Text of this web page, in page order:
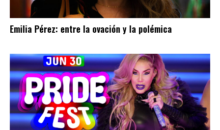
Emilia Pérez: entre la ovación y la polémica